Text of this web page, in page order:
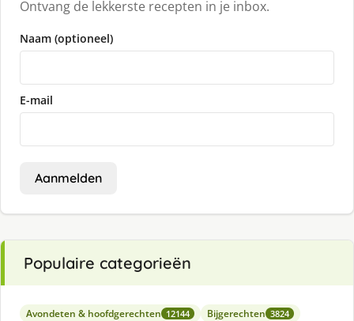
Ontvang de lekkerste recepten in je inbox.
Naam (optioneel)
E-mail
Aanmelden
Populaire categorieën
Avondeten & hoofdgerechten 12144 Bijgerechten 3824